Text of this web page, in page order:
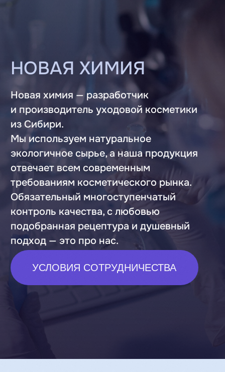
Индивидуальный менеджер будет
информировать на каждом этапе
процесса производства партии под
вашей торговой маркой.
Берем самые нестадартные заказы
в работу: от вас - запрос, все